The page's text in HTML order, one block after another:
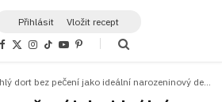
Přihlásit Vložit recept
F
b
X
i
I
a
T
o
Y
u
P
e